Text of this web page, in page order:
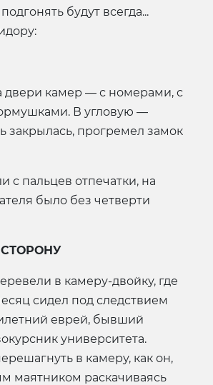
будут всегда...
двери камер — с номерами, с
В угловую —
закрылась, прогремел замок
с пальцев отпечатки, на
было без четверти
в камеру-двойку, где
сидел под следствием
еврей, бывший
университета.
в камеру, как он,
маятником раскачиваясь